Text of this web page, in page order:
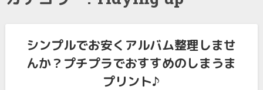
シンプルでお安くアルバム整理しませ
んか？プチプラでおすすめのしまうま
プリント♪